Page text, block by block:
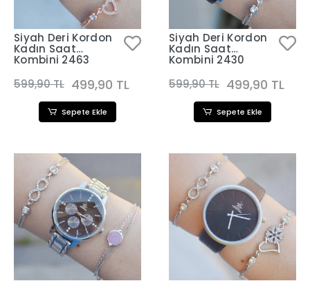
Siyah Deri Kordon
Kadın Saat
Kombini 2463
599,90 TL 499,90 TL
Sepete Ekle
Siyah Deri Kordon
Kadın Saat
Kombini 2430
599,90 TL 499,90 TL
Sepete Ekle